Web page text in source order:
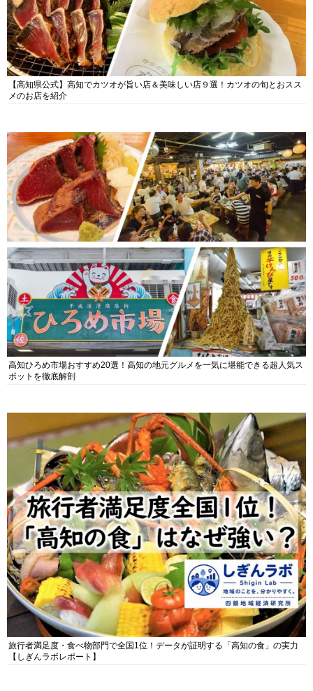
【高知県公式】高知でカツオが旨い店＆美味しい店９選！カツオの旬とおスス
メのお店を紹介
高知ひろめ市場おすすめ20選！高知の地元グルメを一気に堪能できる超人気ス
ポットを徹底解剖
旅行者満足度・食べ物部門で全国1位！データが証明する「高知の食」の実力
【しぎんラボレポート】